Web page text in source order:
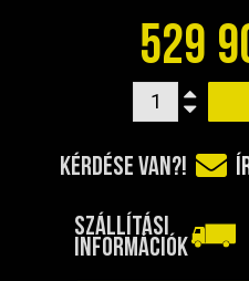
KORMÁNY ÉS ALKATRÉSZEI
LÁMPÁK, BÚRÁK
MOTORBLOKK KOMPLETT
SZERSZÁMOK
RUHÁZAT, VÉDŐFELSZERELÉSEK
529
KÉRDÉSE VAN?!
SZÁLLÍTÁSI
INFORMÁCIÓK